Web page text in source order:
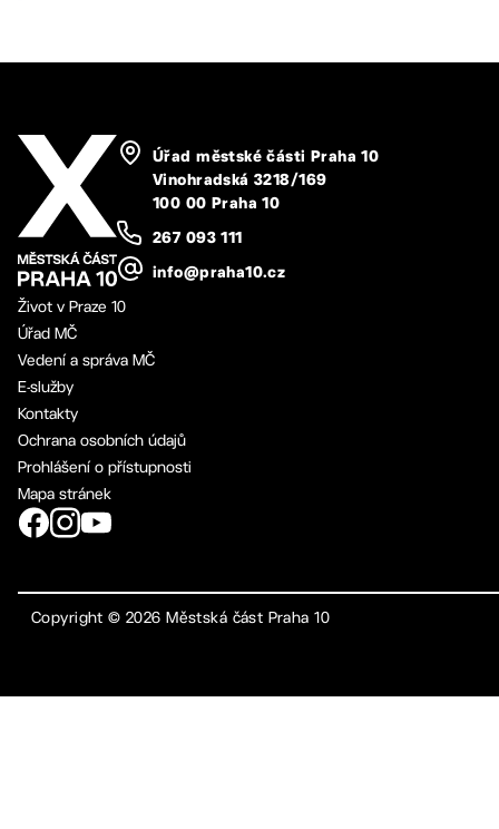
Úřad městské části Praha 10
Vinohradská 3218/169
100 00 Praha 10
267 093 111
info@praha10.cz
Život v Praze 10
Úřad MČ
Vedení a správa MČ
E-služby
Kontakty
Ochrana osobních údajů
Prohlášení o přístupnosti
Mapa stránek
Copyright ©2026 Městská část Praha 10